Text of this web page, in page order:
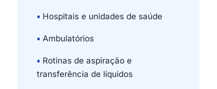
• Hospitais e unidades de saúde
• Ambulatórios
• Rotinas de aspiração e
transferência de líquidos